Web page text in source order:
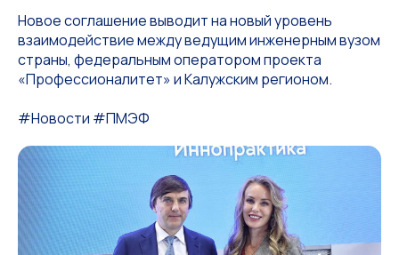
Новое соглашение выводит на новый уровень
взаимодействие между ведущим инженерным вузом
страны, федеральным оператором проекта
«Профессионалитет» и Калужским регионом.
#Новости #ПМЭФ